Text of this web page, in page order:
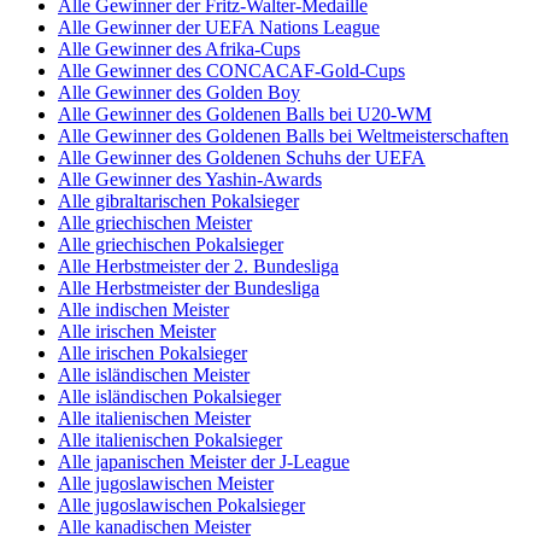
Alle Gewinner der Fritz-Walter-Medaille
Alle Gewinner der UEFA Nations League
Alle Gewinner des Afrika-Cups
Alle Gewinner des CONCACAF-Gold-Cups
Alle Gewinner des Golden Boy
Alle Gewinner des Goldenen Balls bei U20-WM
Alle Gewinner des Goldenen Balls bei Weltmeisterschaften
Alle Gewinner des Goldenen Schuhs der UEFA
Alle Gewinner des Yashin-Awards
Alle gibraltarischen Pokalsieger
Alle griechischen Meister
Alle griechischen Pokalsieger
Alle Herbstmeister der 2. Bundesliga
Alle Herbstmeister der Bundesliga
Alle indischen Meister
Alle irischen Meister
Alle irischen Pokalsieger
Alle isländischen Meister
Alle isländischen Pokalsieger
Alle italienischen Meister
Alle italienischen Pokalsieger
Alle japanischen Meister der J-League
Alle jugoslawischen Meister
Alle jugoslawischen Pokalsieger
Alle kanadischen Meister